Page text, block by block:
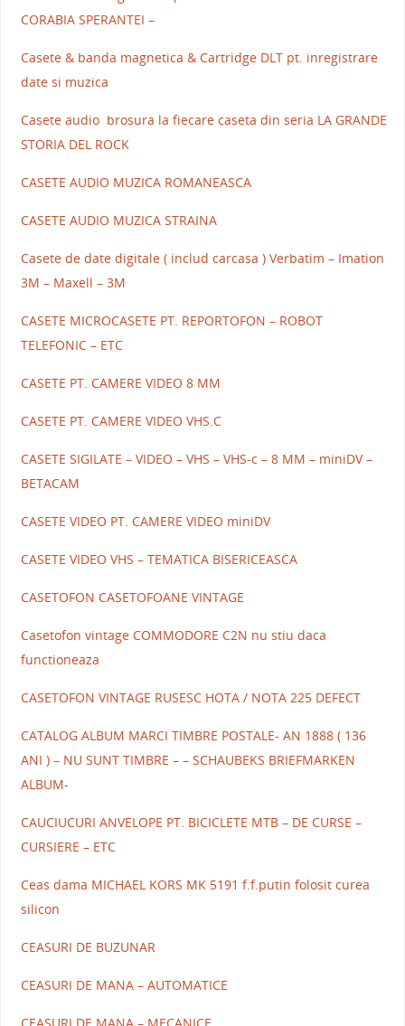
CORABIA SPERANTEI –
Casete & banda magnetica & Cartridge DLT pt. inregistrare
date si muzica
Casete audio brosura la fiecare caseta din seria LA GRANDE
STORIA DEL ROCK
CASETE AUDIO MUZICA ROMANEASCA
CASETE AUDIO MUZICA STRAINA
Casete de date digitale ( includ carcasa ) Verbatim – Imation
3M – Maxell – 3M
CASETE MICROCASETE PT. REPORTOFON – ROBOT
TELEFONIC – ETC
CASETE PT. CAMERE VIDEO 8 MM
CASETE PT. CAMERE VIDEO VHS.C
CASETE SIGILATE – VIDEO – VHS – VHS-c – 8 MM – miniDV –
BETACAM
CASETE VIDEO PT. CAMERE VIDEO miniDV
CASETE VIDEO VHS – TEMATICA BISERICEASCA
CASETOFON CASETOFOANE VINTAGE
Casetofon vintage COMMODORE C2N nu stiu daca
functioneaza
CASETOFON VINTAGE RUSESC HOTA / NOTA 225 DEFECT
CATALOG ALBUM MARCI TIMBRE POSTALE- AN 1888 ( 136
ANI ) – NU SUNT TIMBRE – – SCHAUBEKS BRIEFMARKEN
ALBUM-
CAUCIUCURI ANVELOPE PT. BICICLETE MTB – DE CURSE –
CURSIERE – ETC
Ceas dama MICHAEL KORS MK 5191 f.f.putin folosit curea
silicon
CEASURI DE BUZUNAR
CEASURI DE MANA – AUTOMATICE